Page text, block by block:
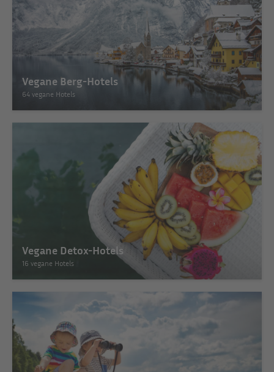
Vegane Berg-Hotels
64 vegane Hotels
Vegane Detox-Hotels
16 vegane Hotels